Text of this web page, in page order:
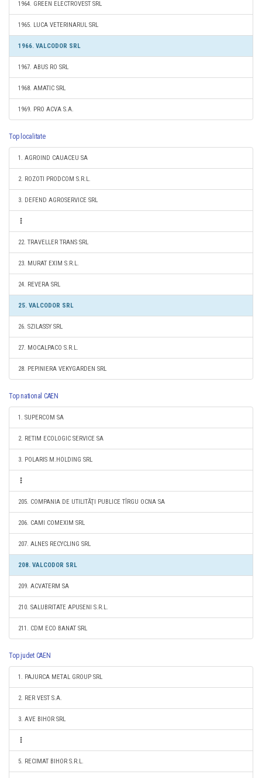
1964. GREEN ELECTROVEST SRL
1965. LUCA VETERINARUL SRL
1966. VALCODOR SRL
1967. ABUS RO SRL
1968. AMATIC SRL
1969. PRO ACVA S.A.
Top localitate
1. AGROIND CAUACEU SA
2. ROZOTI PRODCOM S.R.L.
3. DEFEND AGROSERVICE SRL
22. TRAVELLER TRANS SRL
23. MURAT EXIM S.R.L.
24. REVERA SRL
25. VALCODOR SRL
26. SZILASSY SRL
27. MOCALPACO S.R.L.
28. PEPINIERA VEKYGARDEN SRL
Top national CAEN
1. SUPERCOM SA
2. RETIM ECOLOGIC SERVICE SA
3. POLARIS M.HOLDING SRL
205. COMPANIA DE UTILITĂŢI PUBLICE TÎRGU OCNA SA
206. CAMI COMEXIM SRL
207. ALNES RECYCLING SRL
208. VALCODOR SRL
209. ACVATERM SA
210. SALUBRITATE APUSENI S.R.L.
211. CDM ECO BANAT SRL
Top judet CAEN
1. PAJURCA METAL GROUP SRL
2. RER VEST S.A.
3. AVE BIHOR SRL
5. RECIMAT BIHOR S.R.L.